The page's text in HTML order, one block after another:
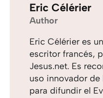
Eric Célérier
Author
Eric Célérier es
escritor francés,
Jesus.net. Es
uso innovador
para difundir el